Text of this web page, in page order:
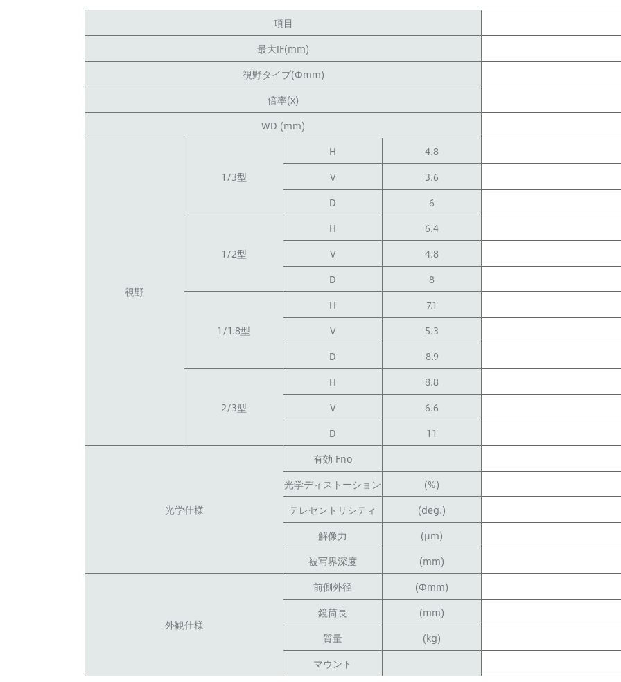
項目
最大IF(mm)
視野タイプ(Φmm)
倍率(x)
WD (mm)
視野
1/3型
H
4.8
V
3.6
D
6
1/2型
H
6.4
V
4.8
D
8
1/1.8型
H
7.1
V
5.3
D
8.9
2/3型
H
8.8
V
6.6
D
11
光学仕様
有効 Fno
光学ディストーション
(%)
テレセントリシティ
(deg.)
解像力
(μm)
被写界深度
(mm)
外観仕様
前側外径
(Φmm)
鏡筒長
(mm)
質量
(kg)
マウント